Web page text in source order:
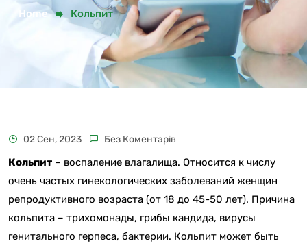
Home Кольпит
02 Сен, 2023 Без Коментарів
Кольпит – воспаление влагалища. Относится к числу
очень частых гинекологических заболеваний женщин
репродуктивного возраста (от 18 до 45-50 лет). Причина
кольпита – трихомонады, грибы кандида, вирусы
генитального герпеса, бактерии. Кольпит может быть